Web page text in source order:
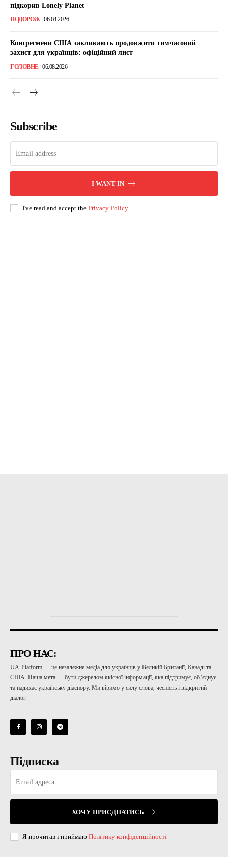
підкорив Lonely Planet
ПОДОРОЖ 06.08.2026
Конгресмени США закликають продовжити тимчасовий
захист для українців: офіційний лист
ГОЛОВНЕ 06.08.2026
Subscribe
I WANT IN
I've read and accept the Privacy Policy.
ПРО НАС:
UA-Platform — це незалежне медіа для українців у Великій Британії, Канаді та
США. Наша мета — бути джерелом якісної інформації, яка підтримує, об’єднує
та надихає українську діаспору. Ми віримо у силу слова, чесність і відкритий
діалог.
Підписка
ХОЧУ ПРИЄДНАТИСЬ
Я прочитав і приймаю Політику конфіденційності